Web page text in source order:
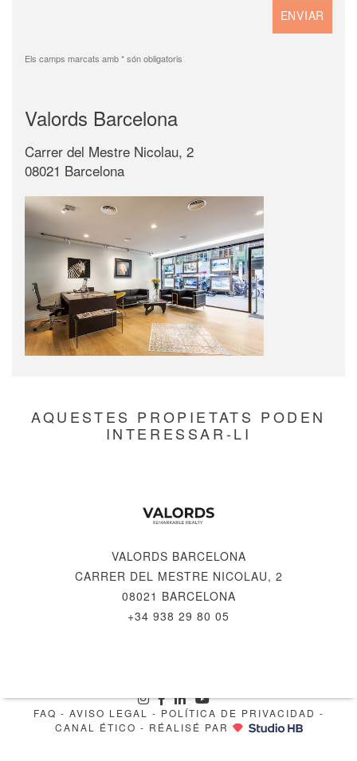
Els camps marcats amb * són obligatoris
Valords Barcelona
Carrer del Mestre Nicolau, 2
08021 Barcelona
AQUESTES PROPIETATS PODEN
INTERESSAR-LI
VALORDS BARCELONA
CARRER DEL MESTRE NICOLAU, 2
08021 BARCELONA
+34 938 29 80 05
FAQ - AVISO LEGAL - POLÍTICA DE PRIVACIDAD -
CANAL ÉTICO - RÉALISÉ PAR